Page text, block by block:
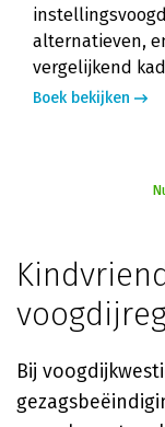
alternatieven,
vergelijkend
Boek bekijken
Bij